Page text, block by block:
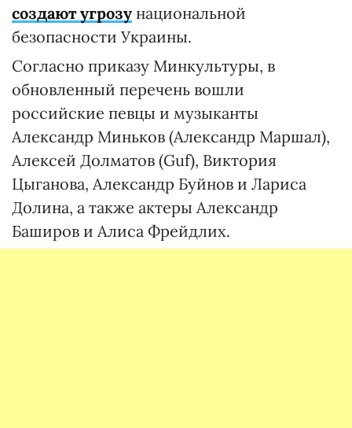
создают угрозу национальной
безопасности Украины.
Согласно приказу Минкультуры, в
обновленный перечень вошли
российские певцы и музыканты
Александр Миньков (Александр Маршал),
Алексей Долматов (Guf), Виктория
Цыганова, Александр Буйнов и Лариса
Долина, а также актеры Александр
Баширов и Алиса Фрейдлих.